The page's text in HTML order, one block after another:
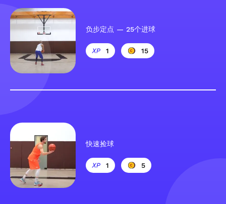
负步定点 — 25个进球
1 15
快速捡球
1 5